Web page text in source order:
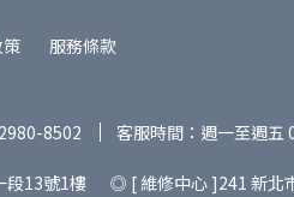
服務條款
8502
客服時間：週一至週五
段13號1樓 ◎ [ 維修中心 ]241 新北